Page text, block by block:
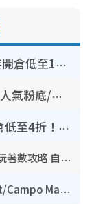
開倉優惠 | 尖沙咀海港城名牌波鞋開倉低至1折！On鞋$899起／Joy&Peace鞋履$98起
CHANEL美妝限時減價低至3折！人氣粉底/唇膏/精華液低至$275！COCO香水都有平
開倉優惠｜尖沙咀名牌行李箱開倉低至4折！一連5日 American Tourister/ace./Hallmark $200起！
【8月生日優惠2026】全港85大食買玩著數攻略 自助餐/火鍋放題同行免費＋誠品/DONKI送現金券
開倉優惠｜銅鑼灣時代廣場Doughnut/Campo Marzio開倉低至1折！背囊、書包、手袋劈價$200起